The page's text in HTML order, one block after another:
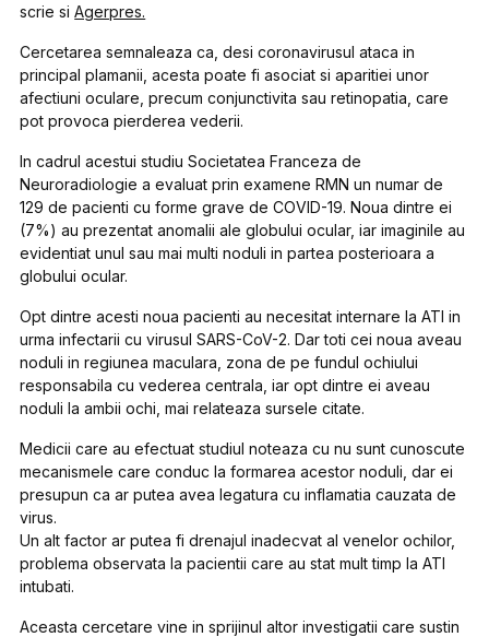
scrie siAgerpres.
Cercetarea semnaleaza ca, desi coronavirusul ataca in
principal plamanii, acesta poate fi asociat si aparitiei unor
afectiuni oculare, precum conjunctivita sau retinopatia, care
pot provoca pierderea vederii.
In cadrul acestui studiu Societatea Franceza de
Neuroradiologie a evaluat prin examene RMN un numar de
129 de pacienti cu forme grave de COVID-19. Noua dintre ei
(7%) au prezentat anomalii ale globului ocular, iar imaginile au
evidentiat unul sau mai multi noduli in partea posterioara a
globului ocular.
Opt dintre acesti noua pacienti au necesitat internare la ATI in
urma infectarii cu virusul SARS-CoV-2. Dar toti cei noua aveau
noduli in regiunea maculara, zona de pe fundul ochiului
responsabila cu vederea centrala, iar opt dintre ei aveau
noduli la ambii ochi, mai relateaza sursele citate.
Medicii care au efectuat studiul noteaza cu nu sunt cunoscute
mecanismele care conduc la formarea acestor noduli, dar ei
presupun ca ar putea avea legatura cu inflamatia cauzata de
virus.
Un alt factor ar putea fi drenajul inadecvat al venelor ochilor,
problema observata la pacientii care au stat mult timp la ATI
intubati.
Aceasta cercetare vine in sprijinul altor investigatii care sustin